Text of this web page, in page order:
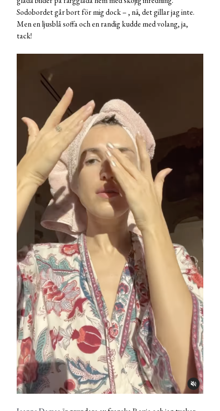
Sodobordet går bort för mig dock – , nä, det gillar jag inte.
Men en ljusblå soffa och en randig kudde med volang, ja,
tack!